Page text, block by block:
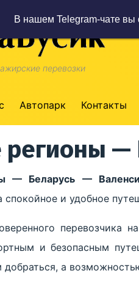
перевозки
Автопарк Контакты
—
— Беларусь —
спокойное и удобное
перевозчика
и безопасным
а
В нашем Telegram-чате вы